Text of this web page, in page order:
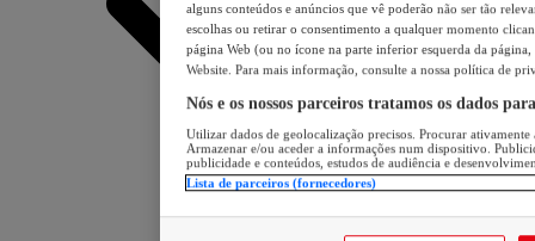
alguns conteúdos e anúncios que vê poderão não ser tão
escolhas ou retirar o consentimento a qualquer momento
página Web (ou no ícone na parte inferior esquerda da página,
Website. Para mais informação, consulte a nossa política de
Nós e os nossos parceiros tratamos os dados
Utilizar dados de geolocalização precisos. Procurar
Armazenar e/ou aceder a informações num dispositivo.
publicidade e conteúdos, estudos de audiência e
Lista de parceiros (fornecedores)